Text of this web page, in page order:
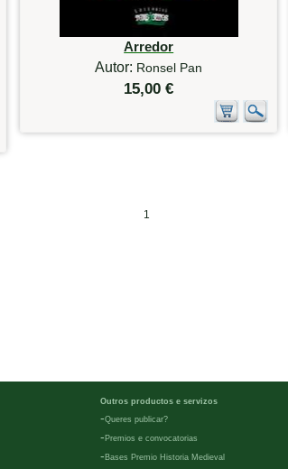
Arredor
Autor: Ronsel Pan
15,00 €
1
Outros productos e servizos
-Queres publicar?
- Premios e convocatorias
- Bases Premio Historia Medieval